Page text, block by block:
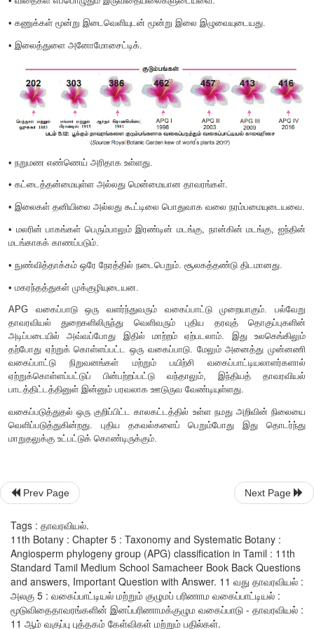
• கரு மிகச்சிறியது.
ஒருவிதையிலைத் தாவரங்கள் 11 துறைகள், 77
வகைப்படுத்தப்பட்டுள்ளது.
• விதைகள் ஒருவிதையிலையுடையவை.
• முதன்மை வேர் குறுகிய வாழ்வுடையது.
• ஒற்றை அடிபக்க முதன்மையிலை (
• நறுமண எண்ணெய்கள் அரிதாகக் காணப்படல்.
• வாஸ்குலார் கற்றைகள் சிதறிக் காணப்படும் தண்டுகள்.
• இலைகள் தனித்தவை மற்றும் இணை நரம்பமைவுடையது.
• மலரின் பாகங்கள் மூன்றின் மடங்காக அமைந்திருத்தல்.
• மகரந்தத்துக்கள் ஒருகுழியுடையது.
• சூலகத்தண்டு பொதுவாக உள்ளீடற்றது.
• நுண்வித்தாக்கம் அடுத்தடுத்து நடைபெறும்.
உண்மை இருவிதையிலைத் தாவரங்கள் 45 துறைகள் மற்றும் 313
(ஆரம்பகால விரிவடைந்த உண்மை
ரோசிட்ஸ் + சூப்பர் அஸ்டிரிட்ஸ்) வகைப்படுத்தப்பட்டுள்ளன.
• கணுக்கள் மூன்று இடைவெளியுடன் மூன்று இலை
• இலைத்துளை அனோமோசைட்டிக்.
Prev Page Next Page
Tags : தாவரவியல்.
11th Botany : Chapter 5 : Taxonomy and Systematic Botany :
Angiosperm phylogeny group (APG) classification in Tamil : 11th
Standard Tamil Medium School Samacheer Book Back Questions
and answers, Important Question with Answer. 11 வது தாவரவியல் :
அலகு 5 : வகைப்பாட்டியல் மற்றும் குழுமப் பரிணாம வகைப்பாட்டியல் :
மூடுவிதைதாவரங்களின் இனப்பரிணாமக்குழும வகைப்பாடு - தாவரவியல் :
11 ஆம் வகுப்பு புத்தகம் கேள்விகள் மற்றும் பதில்கள்.